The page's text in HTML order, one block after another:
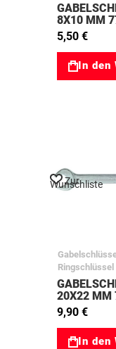
8X10 MM
5,50 €
In
Zur
Wunschliste
Ringschlüssel
20X22 MM
9,90 €
In den